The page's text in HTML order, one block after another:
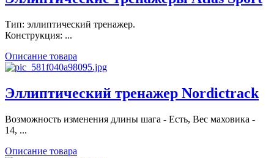
Тип: эллиптический тренажер.
Конструкция: ...
Описание товара
Эллиптический тренажер Nordictrack
Возможность изменения длины шага - Есть, Вес маховика -
14, ...
Описание товара